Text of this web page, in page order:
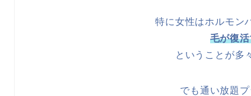
特に女性はホルモン
毛が復
ということが多
でも通い放題プ